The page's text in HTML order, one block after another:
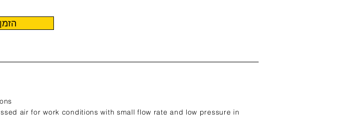
air for work conditions with small flow rate and low pressure in